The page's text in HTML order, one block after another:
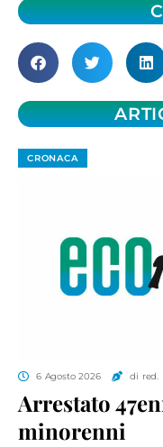
CRONACA
6 Agosto 2026 di red.
Arrestato
minorenni